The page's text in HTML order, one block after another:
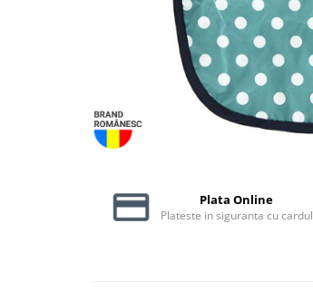
Antiparazitare Câini
Vitamine Câini
Culcușuri & Saltele Câini
Plata Online
Plateste in siguranta cu cardul